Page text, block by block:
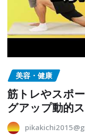
美容・健康
筋トレやスポ
グアップ動的